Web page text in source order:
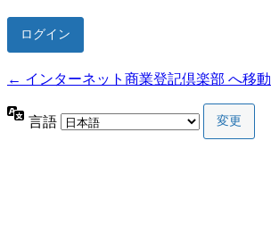
← インターネット商業登記倶楽部 へ移動
言語